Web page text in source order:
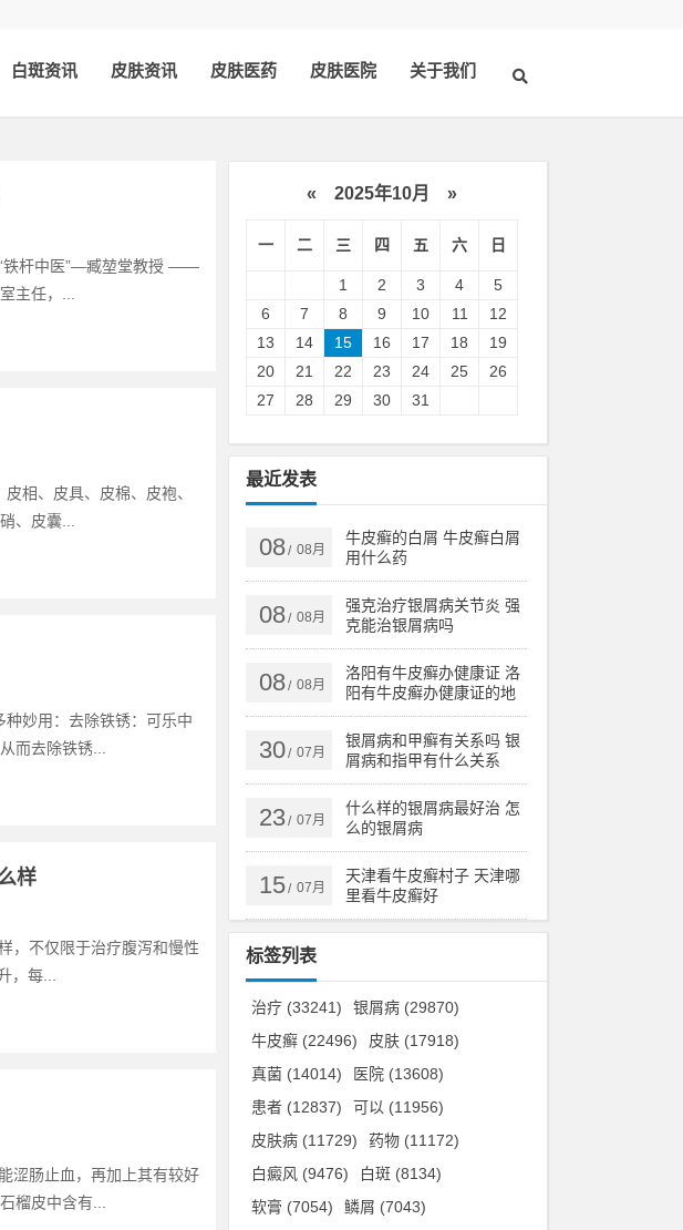
白斑资讯 皮肤资讯 皮肤医药 皮肤医院 关于我们
“铁杆中医”—臧堃堂教授 ——
主任，...
相、皮具、皮棉、皮袍、
、皮囊...
妙用：去除铁锈：可乐中
而去除铁锈...
样
，不仅限于治疗腹泻和慢性
，每...
涩肠止血，再加上其有较好
榴皮中含有...
« 2025年10月 »
一 二 三 四 五 六 日
1 2 3 4
5
6
7 8 9 10 11
12
13
14 15 16 17 18
19
20
21 22 23 24 25
26
27
28 29 30 31
最近发表
08/ 08月
牛皮癣的白屑 牛皮癣白屑
用什么药
08/ 08月
强克治疗银屑病关节炎 强
克能治银屑病吗
08/ 08月
洛阳有牛皮癣办健康证 洛
阳有牛皮癣办健康证的地
方吗
30/ 07月
银屑病和甲癣有关系吗 银
屑病和指甲有什么关系
23/ 07月
什么样的银屑病最好治 怎
么的银屑病
15/ 07月
天津看牛皮癣村子 天津哪
里看牛皮癣好
标签列表
治疗 (33241) 银屑病 (29870)
牛皮癣 (22496) 皮肤 (17918)
真菌 (14014) 医院 (13608)
患者 (12837) 可以 (11956)
皮肤病 (11729) 药物 (11172)
白癜风 (9476) 白斑 (8134)
软膏 (7054) 鳞屑 (7043)